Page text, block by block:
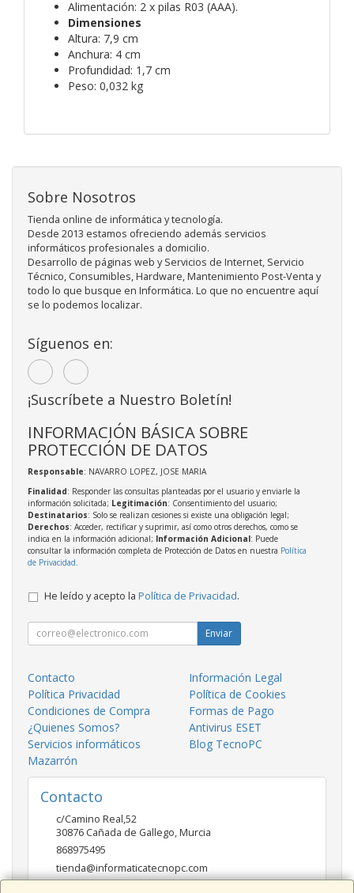
Alimentación: 2 x pilas R03 (AAA).
Dimensiones
Altura: 7,9 cm
Anchura: 4 cm
Profundidad: 1,7 cm
Peso: 0,032 kg
Sobre Nosotros
Tienda online de informática y tecnología.
Desde 2013 estamos ofreciendo además servicios
informáticos profesionales a domicilio.
Desarrollo de páginas web y Servicios de Internet, Servicio
Técnico, Consumibles, Hardware, Mantenimiento Post-Venta y
todo lo que busque en Informática. Lo que no encuentre aquí
se lo podemos localizar.
Síguenos en:
¡Suscríbete a Nuestro Boletín!
INFORMACIÓN BÁSICA SOBRE
PROTECCIÓN DE DATOS
Responsable: NAVARRO LOPEZ, JOSE MARIA
Finalidad: Responder las consultas planteadas por el usuario y enviarle la
información solicitada; Legitimación: Consentimiento del usuario;
Destinatarios: Solo se realizan cesiones si existe una obligación legal;
Derechos: Acceder, rectificar y suprimir, así como otros derechos, como se
indica en la información adicional; Información Adicional: Puede
consultar la información completa de Protección de Datos en nuestra Política
de Privacidad
He leído y acepto la Política de Privacidad.
Enviar
Contacto
Información Legal
Política Privacidad
Política de Cookies
Condiciones de Compra
Formas de Pago
¿Quienes Somos?
Antivirus ESET
Servicios informáticos
Mazarrón
Blog TecnoPC
Contacto
c/Camino Real,52
30876 Cañada de Gallego,Murcia
868975495
tienda@informaticatecnopc.com